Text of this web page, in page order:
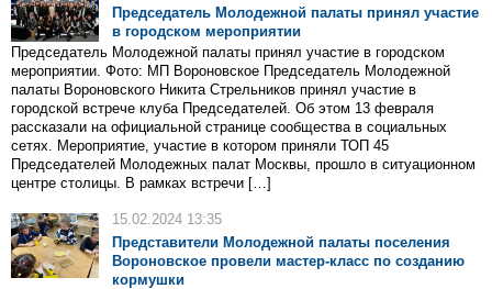
Председатель Молодежной палаты принял участие
в городском мероприятии
Председатель Молодежной палаты принял участие в городском
мероприятии. Фото: МП Вороновское Председатель Молодежной
палаты Вороновского Никита Стрельников принял участие в
городской встрече клуба Председателей. Об этом 13 февраля
рассказали на официальной странице сообщества в социальных
сетях. Мероприятие, участие в котором приняли ТОП 45
Председателей Молодежных палат Москвы, прошло в ситуационном
центре столицы. В рамках встречи […]
15.02.2024 13:35
Представители Молодежной палаты поселения
Вороновское провели мастер-класс по созданию
кормушки